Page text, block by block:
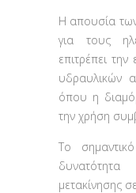
H απουσία
για τους
επιτρέπει
υδραυλικών
όπου η
την χρήση
Το
μετακίνησης